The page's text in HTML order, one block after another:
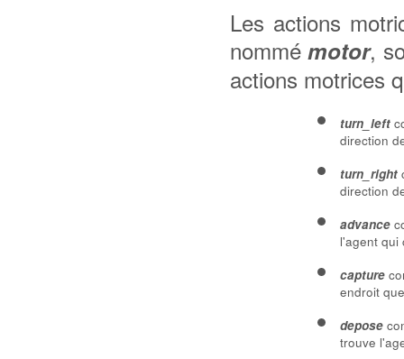
Les actions
nommémotor,
actions motrices
turn_left
direction
turn_right
direction
advance
l'agent
capture
endroit
depose
trouve